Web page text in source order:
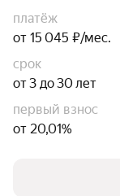
платёж
от 15 045 ₽/мес.
срок
от 3 до 30 лет
первый взнос
от 20,01%